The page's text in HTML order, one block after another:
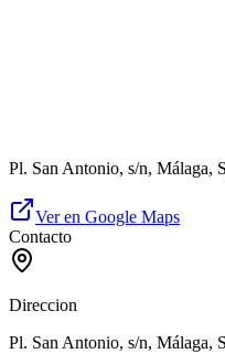
Pl. San Antonio, s/n, Málaga,
Ver en Google Maps
Contacto
Direccion
Pl. San Antonio, s/n, Málaga,